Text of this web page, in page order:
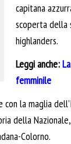
capitana
scoperta della
highlanders.
Leggi anche:
femminile
la maglia
della
Colorno.